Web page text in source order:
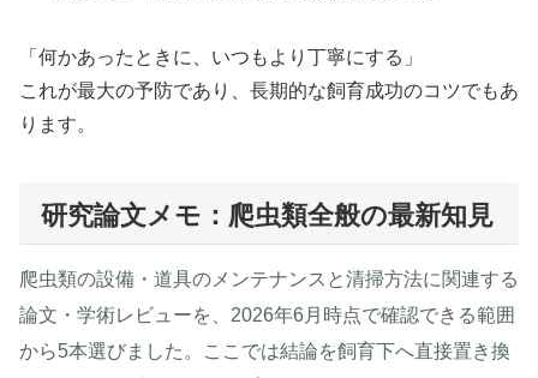
「何かあったときに、いつもより丁寧にする」
これが最大の予防であり、長期的な飼育成功のコツでもあ
ります。
研究論文メモ：爬虫類全般の最新知見
爬虫類の設備・道具のメンテナンスと清掃方法に関連する
論文・学術レビューを、2026年6月時点で確認できる範囲
から5本選びました。ここでは結論を飼育下へ直接置き換